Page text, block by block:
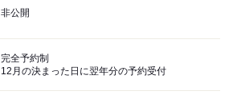
非公開
完全予約制
12月の決まった日に翌年分の予約受付